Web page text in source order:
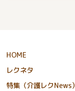
HOME
レクネタ
特集（介護レクNews）